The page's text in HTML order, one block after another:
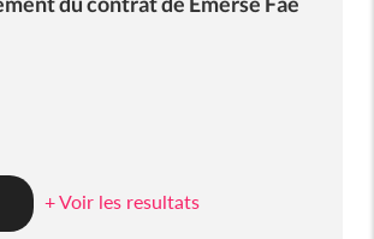
+ Voir les resultats